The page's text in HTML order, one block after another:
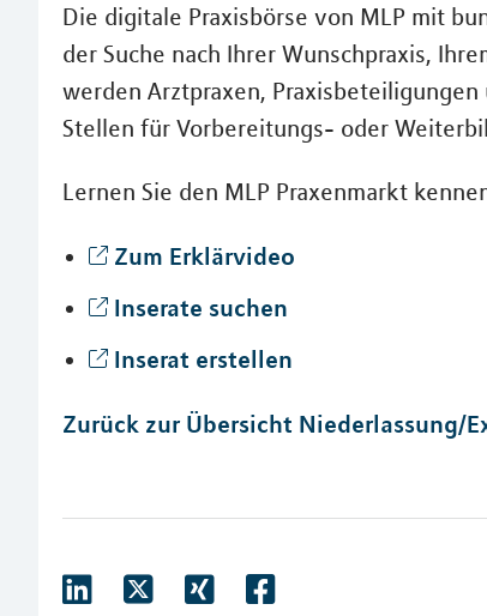
Die digitale Praxisbörse von MLP mit
der Suche nach Ihrer Wunschpraxis,
werden Arztpraxen,
Stellen für Vorbereitungs- oder
Lernen Sie den MLP Praxenmarkt
Zum Erklärvideo
Inserate suchen
Inserat erstellen
Zurück zur Übersicht Niederlassung/